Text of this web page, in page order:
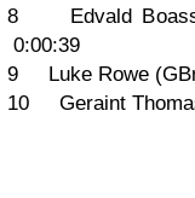
8 Edvald
0:00:39
9 Luke Rowe
10 Geraint